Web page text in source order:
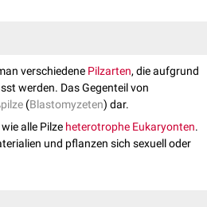
verschiedene Pilzarten, die aufgrund
werden. Das Gegenteil von
(Blastomyzeten) dar.
alle Pilze heterotrophe Eukaryonten.
und pflanzen sich sexuell oder